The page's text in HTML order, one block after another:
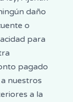
daño
o
para
pagado
nuestros
a la